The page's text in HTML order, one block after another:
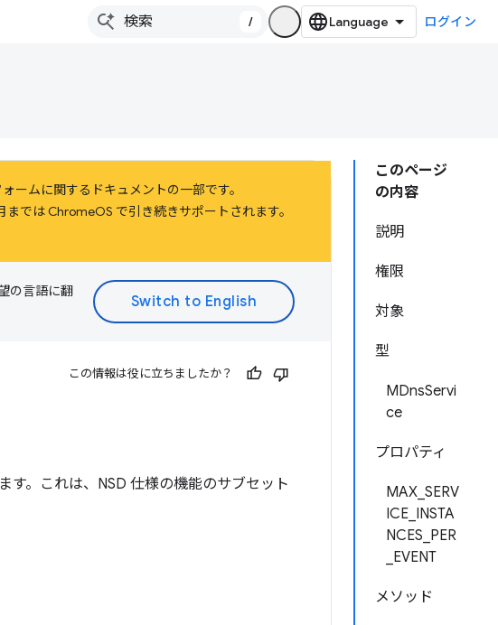
/ ログイン
このページ
の内容
説明
権限
対象
型
MDnsServi
ce
プロパティ
MAX_SERV
ICE_INSTA
NCES_PER
_EVENT
メソッド
ームに関するドキュメントの一部です。
では ChromeOS で引き続きサポートされます。
の言語に翻
この情報は役に立ちましたか？
す。これは、NSD 仕様の機能のサブセット